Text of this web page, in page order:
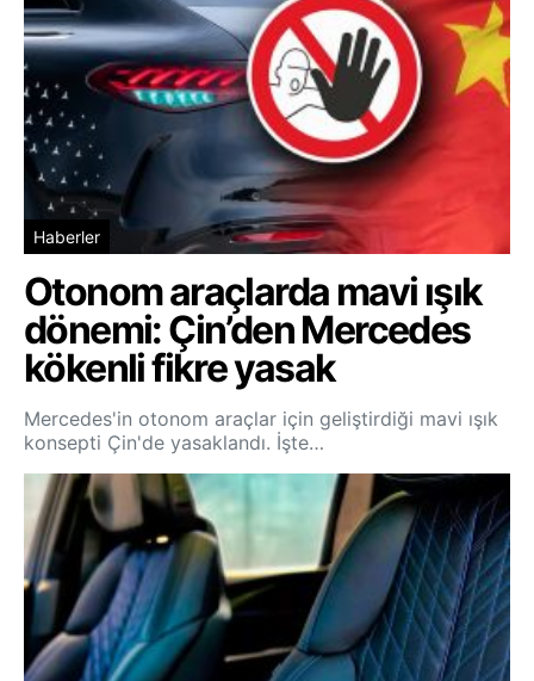
Haberler
Otonom araçlarda mavi ışık
dönemi: Çin’den Mercedes
kökenli fikre yasak
Mercedes'in otonom araçlar için geliştirdiği mavi ışık
konsepti Çin'de yasaklandı. İşte…